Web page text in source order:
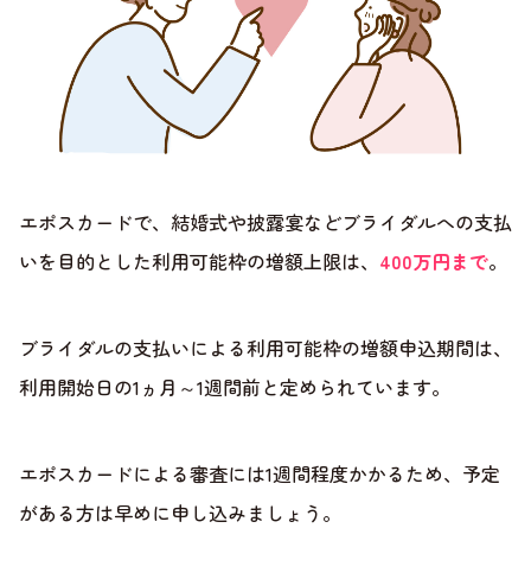
エポスカードで、結婚式や披露宴などブライダルへの支払
いを目的とした利用可能枠の増額上限は、 400万円まで。
ブライダルの支払いによる利用可能枠の増額申込期間は、
利用開始日の1ヵ月～1週間前と定められています。
エポスカードによる審査には1週間程度かかるため、予定
がある方は早めに申し込みましょう。